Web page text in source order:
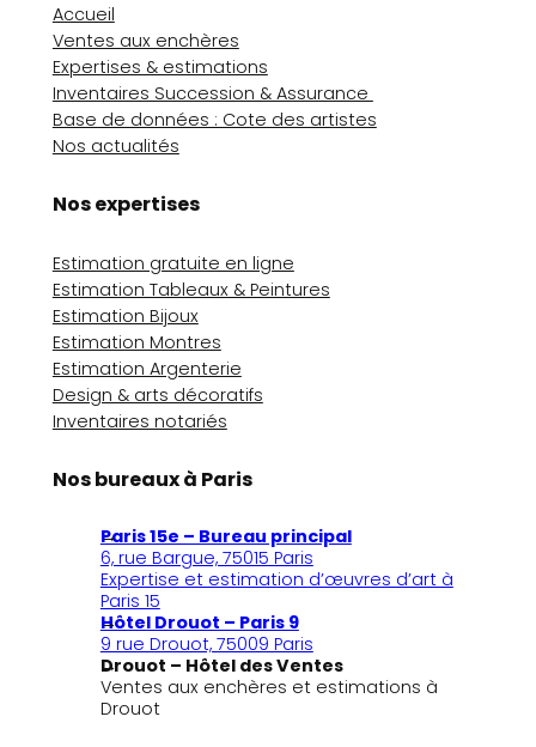
Accueil
Ventes aux enchères
Expertises & estimations
Inventaires Succession & Assurance
Base de données : Cote des artistes
Nos actualités
Nos expertises
Estimation gratuite en ligne
Estimation Tableaux & Peintures
Estimation Bijoux
Estimation Montres
Estimation Argenterie
Design & arts décoratifs
Inventaires notariés
Nos bureaux à Paris
Paris 15e – Bureau principal
6, rue Bargue, 75015 Paris
Expertise et estimation d’œuvres d’art à
Paris 15
Hôtel Drouot – Paris 9
9 rue Drouot, 75009 Paris
Drouot – Hôtel des Ventes
Ventes aux enchères et estimations à
Drouot